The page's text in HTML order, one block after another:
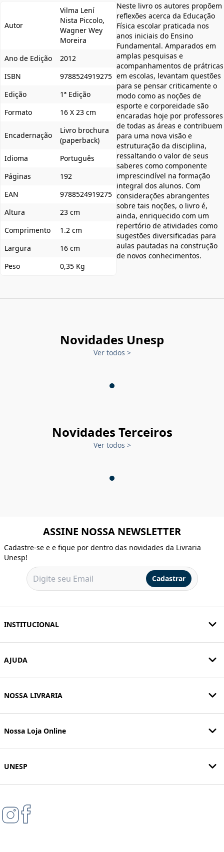
Autor
Vilma Lení
Nista Piccolo,
Wagner Wey
Moreira
Ano de Edição
2012
ISBN
9788524919275
Edição
1ª Edição
Formato
16 X 23 cm
Encadernação
Livro brochura
(paperback)
Idioma
Português
Páginas
192
EAN
9788524919275
Altura
23 cm
Comprimento
1.2 cm
Largura
16 cm
Peso
0,35 Kg
Neste livro os autores propõem
reflexões acerca da Educação
Física escolar praticada nos
anos iniciais do Ensino
Fundamental. Amparados em
amplas pesquisas e
acompanhamentos de prátricas
em escolas, levantam questões
para se pensar criticamente o
modo como as noções de
esporte e corporeidade são
encaradas hoje por professores
de todas as áreas e contribuem
para uma nova visão e
estruturação da disciplina,
ressaltando o valor de seus
saberes como componente
imprescindível na formação
integral dos alunos. Com
considerações abrangentes
sobre tais noções, o livro é,
ainda, enriquecido com um
repertório de atividades como
sugestões diversificadas para
aulas pautadas na construção
de novos conhecimentos.
Novidades Unesp
Ver todos >
Novidades Terceiros
Ver todos >
ASSINE NOSSA NEWSLETTER
Cadastre-se e e fique por dentro das novidades da Livraria
Unesp!
Cadastrar
INSTITUCIONAL
AJUDA
NOSSA LIVRARIA
Nossa Loja Online
UNESP